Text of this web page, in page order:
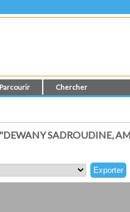
Parcourir Chercher
SADROUDINE,